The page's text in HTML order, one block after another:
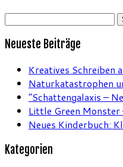
Suchen
Neueste Beiträge
Kreatives Schreiben
Naturkatastrophen
“Schattengalaxis –
Little Green Monster
Neues Kinderbuch:
Kategorien